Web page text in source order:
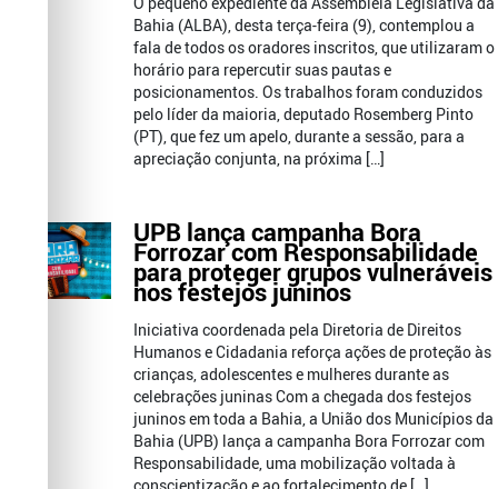
Bahia (ALBA), desta terça-feira (9), contemplou a
fala de todos os oradores inscritos, que utilizaram o
horário para repercutir suas pautas e
posicionamentos. Os trabalhos foram conduzidos
pelo líder da maioria, deputado Rosemberg Pinto
(PT), que fez um apelo, durante a sessão, para a
apreciação conjunta, na próxima […]
UPB lança campanha Bora
Forrozar com Responsabilidade
para proteger grupos vulneráveis
nos festejos juninos
Iniciativa coordenada pela Diretoria de Direitos
Humanos e Cidadania reforça ações de proteção às
crianças, adolescentes e mulheres durante as
celebrações juninas Com a chegada dos festejos
juninos em toda a Bahia, a União dos Municípios da
Bahia (UPB) lança a campanha Bora Forrozar com
Responsabilidade, uma mobilização voltada à